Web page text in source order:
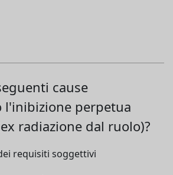
cause
l'inibizione perpetua
radiazione dal ruolo)?
requisiti soggettivi